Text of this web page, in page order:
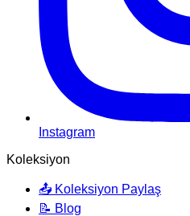
Instagram
Koleksiyon
📤 Koleksiyon Paylaş
📝 Blog